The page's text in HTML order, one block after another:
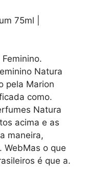
Natura
pela Marion
como.
Natura
acima e as
maneira,
WebMas o que
é que a.